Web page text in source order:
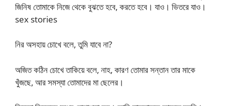
জিনিষ তোমাকে নিজে থেকে বুঝতে হবে, করতে হবে। যাও। ভিতরে যাও।
sex stories
নির অসহায় চোখে বলে, তুমি যাবে না?
অজিত কঠিন চোখে তাকিয়ে বলে, নাহ, কারণ তোমার সন্তান তার মাকে
খুঁজছে, আর সমস্যা তোমাদের মা ছেলের।